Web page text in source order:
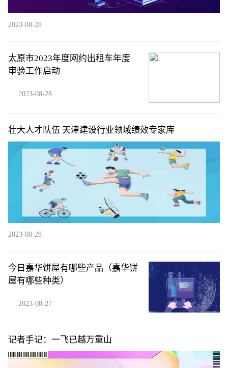
2023-08-28
太原市2023年度网约出租车年度
审验工作启动
2023-08-28
壮大人才队伍 天津建设行业领域绩效专家库
2023-08-28
今日嘉华饼屋有哪些产品（嘉华饼
屋有哪些种类）
2023-08-27
记者手记：一飞已越万重山